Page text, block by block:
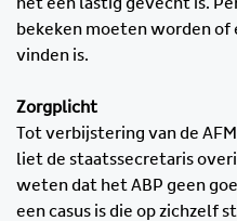
bekeken moeten worden
vinden is.
Zorgplicht
Tot verbijstering van de
liet de staatssecretaris
weten dat het ABP geen
een casus is die op zichzelf